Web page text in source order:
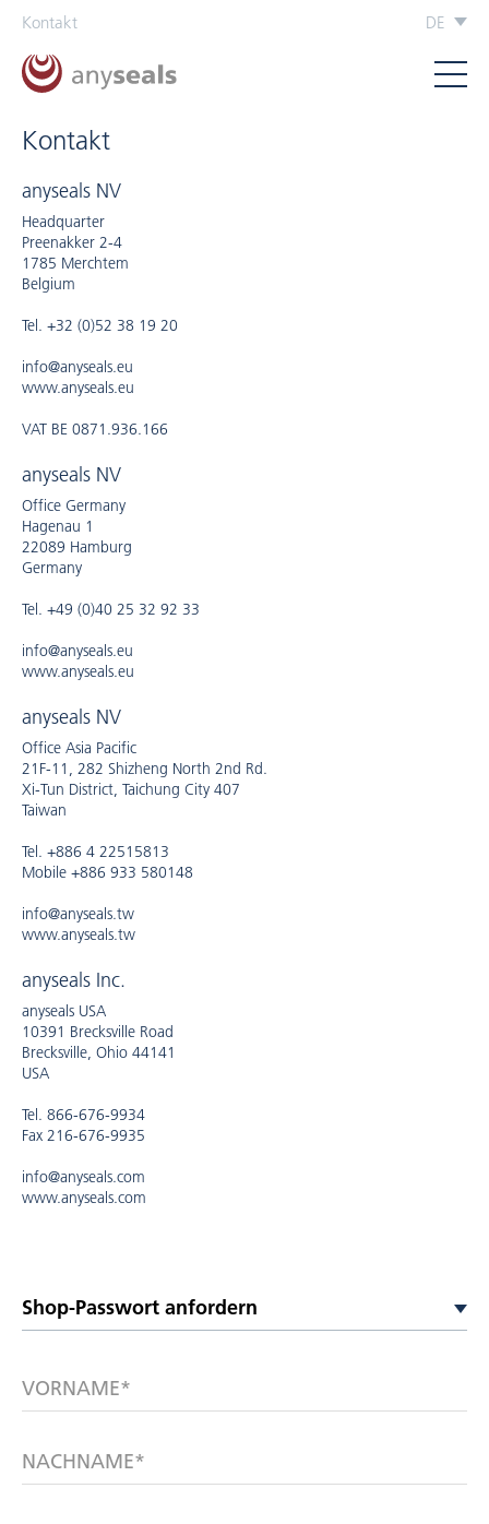
Kontakt DE
Kontakt
anyseals NV
Headquarter
Preenakker 2-4
1785 Merchtem
Belgium
Tel. +32 (0)52 38 19 20
info@anyseals.eu
www.anyseals.eu
VAT BE 0871.936.166
anyseals NV
Office Germany
Hagenau 1
22089 Hamburg
Germany
Tel. +49 (0)40 25 32 92 33
info@anyseals.eu
www.anyseals.eu
anyseals NV
Office Asia Pacific
21F-11, 282 Shizheng North 2nd Rd.
Xi-Tun District, Taichung City 407
Taiwan
Tel. +886 4 22515813
Mobile +886 933 580148
info@anyseals.tw
www.anyseals.tw
anyseals Inc.
anyseals USA
10391 Brecksville Road
Brecksville, Ohio 44141
USA
Tel. 866-676-9934
Fax 216-676-9935
info@anyseals.com
www.anyseals.com
VORNAME*
NACHNAME*